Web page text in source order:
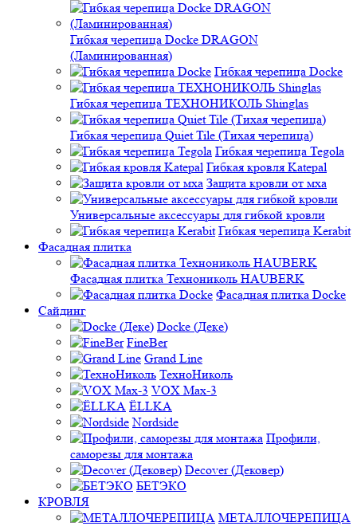
Гибкая черепица Docke DRAGON
(Ламинированная)
Гибкая черепица Docke
Гибкая черепица ТЕХНОНИКОЛЬ Shinglas
Гибкая черепица Quiet Tile (Тихая черепица)
Гибкая черепица Tegola
Гибкая кровля Katepal
Защита кровли от мха
Универсальные аксессуары для гибкой кровли
Гибкая черепица Kerabit
Фасадная плитка
Фасадная плитка Технониколь HAUBERK
Фасадная плитка Docke
Сайдинг
Docke (Деке)
FineBer
Grand Line
ТехноНиколь
VOX Max-3
ЁLLKA
Nordside
Профили,
саморезы для монтажа
Decover (Дековер)
БЕТЭКО
КРОВЛЯ
МЕТАЛЛОЧЕРЕПИЦА